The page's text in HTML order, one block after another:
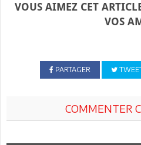
VOUS AIMEZ CET
VOS
PARTAGER
COMMENTER